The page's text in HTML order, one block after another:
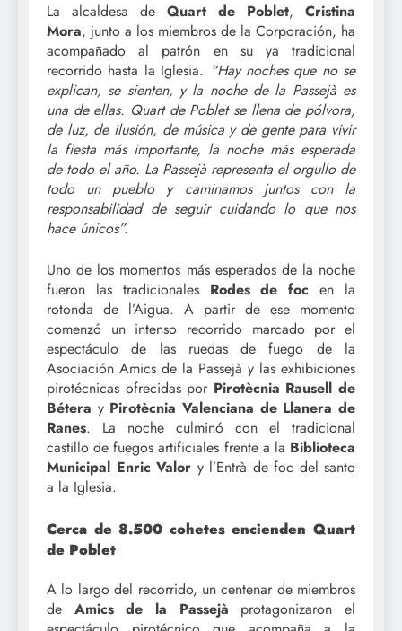
La alcaldesa de Quart de Poblet, Cristina
Mora, junto a los miembros de la Corporación, ha
acompañado al patrón en su ya tradicional
recorrido hasta la Iglesia. “Hay noches que no se
explican, se sienten, y la noche de la Passejà es
una de ellas. Quart de Poblet se llena de pólvora,
de luz, de ilusión, de música y de gente para vivir
la fiesta más importante, la noche más esperada
de todo el año. La Passejà representa el orgullo de
todo un pueblo y caminamos juntos con la
responsabilidad de seguir cuidando lo que nos
hace únicos”.
Uno de los momentos más esperados de la noche
fueron las tradicionales Rodes de foc en la
rotonda de l’Aigua. A partir de ese momento
comenzó un intenso recorrido marcado por el
espectáculo de las ruedas de fuego de la
Asociación Amics de la Passejà y las exhibiciones
pirotécnicas ofrecidas por Pirotècnia Rausell de
Bétera y Pirotècnia Valenciana de Llanera de
Ranes. La noche culminó con el tradicional
castillo de fuegos artificiales frente a la Biblioteca
Municipal Enric Valor y l’Entrà de foc del santo
a la Iglesia.
Cerca de 8.500 cohetes encienden Quart
de Poblet
A lo largo del recorrido, un centenar de miembros
de Amics de la Passejà protagonizaron el